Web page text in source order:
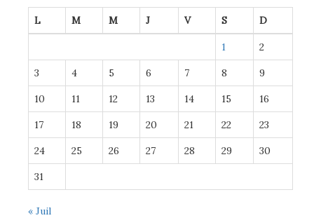
L M M J V S D
1 2
3 4 5 6 7 8 9
10 11 12 13 14 15 16
17 18 19 20 21 22 23
24 25 26 27 28 29 30
31
« Juil